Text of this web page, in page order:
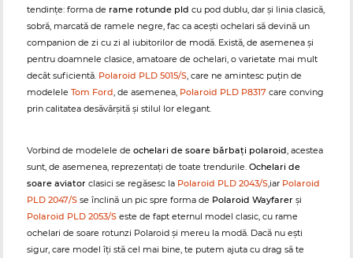
tendințe: forma de rame rotunde pld cu pod dublu, dar și linia clasică,
sobră, marcată de ramele negre, fac ca acești ochelari să devină un
companion de zi cu zi al iubitorilor de modă. Există, de asemenea și
pentru doamnele clasice, amatoare de ochelari, o varietate mai mult
decât suficientă. Polaroid PLD 5015/S, care ne amintesc puțin de
modelele Tom Ford, de asemenea, Polaroid PLD P8317 care conving
prin calitatea desăvârșită și stilul lor elegant.
Vorbind de modelele de ochelari de soare bărbați polaroid, acestea
sunt, de asemenea, reprezentați de toate trendurile. Ochelari de
soare aviator clasici se regăsesc la Polaroid PLD 2043/S,iar Polaroid
PLD 2047/S se înclină un pic spre forma de Polaroid Wayfarer și
Polaroid PLD 2053/S este de fapt eternul model clasic, cu rame
ochelari de soare rotunzi Polaroid și mereu la modă. Dacă nu ești
sigur, care model îți stă cel mai bine, te putem ajuta cu drag să te